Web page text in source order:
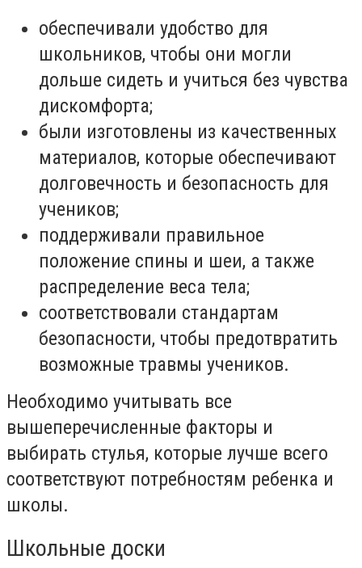
обеспечивали удобство для
школьников, чтобы они могли
дольше сидеть и учиться без чувства
дискомфорта;
были изготовлены из качественных
материалов, которые обеспечивают
долговечность и безопасность для
учеников;
поддерживали правильное
положение спины и шеи, а также
распределение веса тела;
соответствовали стандартам
безопасности, чтобы предотвратить
возможные травмы учеников.
Необходимо учитывать все
вышеперечисленные факторы и
выбирать стулья, которые лучше всего
соответствуют потребностям ребенка и
школы.
Школьные доски